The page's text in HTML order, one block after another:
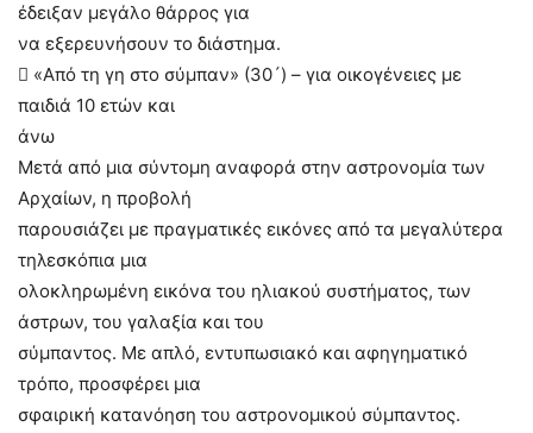
έδειξαν μεγάλο θάρρος για
να εξερευνήσουν το διάστημα.
 «Από τη γη στο σύμπαν» (30´) – για οικογένειες με
παιδιά 10 ετών και
άνω
Μετά από μια σύντομη αναφορά στην αστρονομία των
Αρχαίων, η προβολή
παρουσιάζει με πραγματικές εικόνες από τα μεγαλύτερα
τηλεσκόπια μια
ολοκληρωμένη εικόνα του ηλιακού συστήματος, των
άστρων, του γαλαξία και του
σύμπαντος. Με απλό, εντυπωσιακό και αφηγηματικό
τρόπο, προσφέρει μια
σφαιρική κατανόηση του αστρονομικού σύμπαντος.